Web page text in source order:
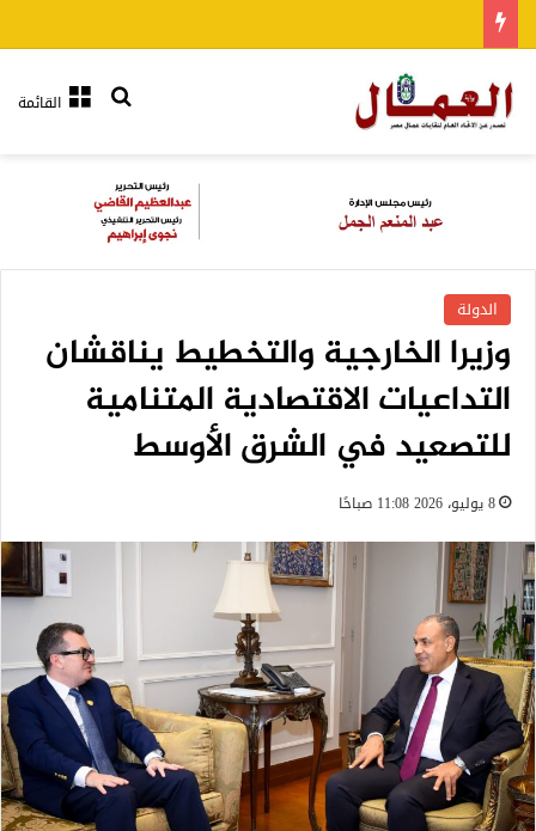
القائمةبحث عن
الدولة
وزيرا الخارجية والتخطيط يناقشان
التداعيات الاقتصادية المتنامية
للتصعيد في الشرق الأوسط
8 يوليو، 2026 11:08 صباحًا